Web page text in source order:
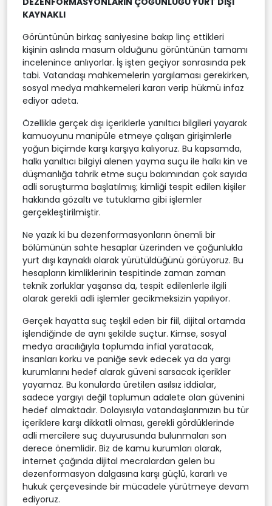
KAYNAKLI
Görüntünün birkaç saniyesine bakıp linç ettikleri
kişinin aslında masum olduğunu görüntünün tamamı
incelenince anlıyorlar. İş işten geçiyor sonrasında pek
tabi. Vatandaşı mahkemelerin yargılaması gerekirken,
sosyal medya mahkemeleri kararı verip hükmü infaz
ediyor adeta.
Özellikle gerçek dışı içeriklerle yanıltıcı bilgileri yayarak
kamuoyunu manipüle etmeye çalışan girişimlerle
yoğun biçimde karşı karşıya kalıyoruz. Bu kapsamda,
halkı yanıltıcı bilgiyi alenen yayma suçu ile halkı kin ve
düşmanlığa tahrik etme suçu bakımından çok sayıda
adli soruşturma başlatılmış; kimliği tespit edilen kişiler
hakkında gözaltı ve tutuklama gibi işlemler
gerçekleştirilmiştir.
Ne yazık ki bu dezenformasyonların önemli bir
bölümünün sahte hesaplar üzerinden ve çoğunlukla
yurt dışı kaynaklı olarak yürütüldüğünü görüyoruz. Bu
hesapların kimliklerinin tespitinde zaman zaman
teknik zorluklar yaşansa da, tespit edilenlerle ilgili
olarak gerekli adli işlemler gecikmeksizin yapılıyor.
Gerçek hayatta suç teşkil eden bir fiil, dijital ortamda
işlendiğinde de aynı şekilde suçtur. Kimse, sosyal
medya aracılığıyla toplumda infial yaratacak,
insanları korku ve paniğe sevk edecek ya da yargı
kurumlarını hedef alarak güveni sarsacak içerikler
yayamaz. Bu konularda üretilen asılsız iddialar,
sadece yargıyı değil toplumun adalete olan güvenini
hedef almaktadır. Dolayısıyla vatandaşlarımızın bu tür
içeriklere karşı dikkatli olması, gerekli gördüklerinde
adli mercilere suç duyurusunda bulunmaları son
derece önemlidir. Biz de kamu kurumları olarak,
internet çağında dijital mecralardan gelen bu
dezenformasyon dalgasına karşı güçlü, kararlı ve
hukuk çerçevesinde bir mücadele yürütmeye devam
ediyoruz.